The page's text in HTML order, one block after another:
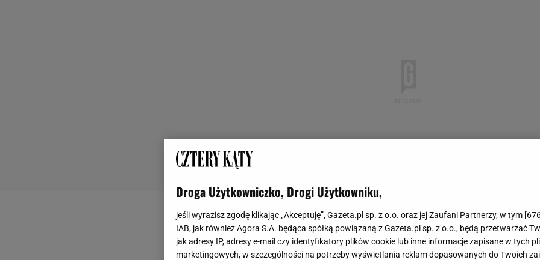
Droga Użytkowniczko, Drogi Użytkowniku,
jeśli wyrazisz zgodę klikając „Akceptuję”, Gazeta.pl sp. z o.o. oraz jej Zaufani Partnerzy, w tym [
IAB, jak również Agora S.A. będąca spółką powiązaną z Gazeta.pl sp. z o.o., będą przetwarzać
jak adresy IP, adresy e-mail czy identyfikatory plików cookie lub inne informacje zapisane w tych
marketingowych, w szczególności na potrzeby wyświetlania reklam dopasowanych do Twoich